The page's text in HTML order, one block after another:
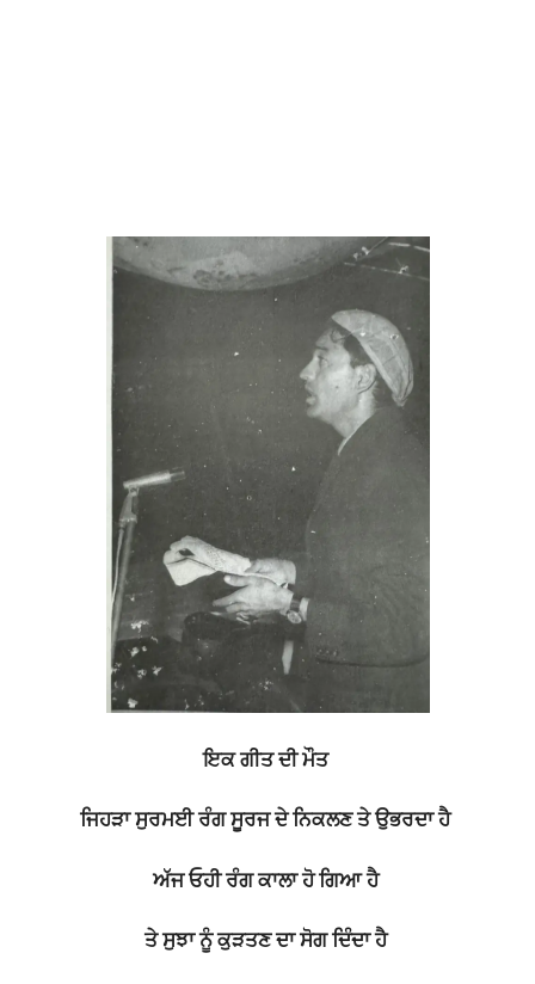
ਇਕ ਗੀਤ ਦੀ ਮੌਤ
ਜਿਹੜਾ ਸੁਰਮਈ ਰੰਗ ਸੂਰਜ ਦੇ ਨਿਕਲਣ ਤੇ ਉਭਰਦਾ ਹੈ
ਅੱਜ ਓਹੀ ਰੰਗ ਕਾਲਾ ਹੋ ਗਿਆ ਹੈ
ਤੇ ਸੁਝਾ ਨੂੰ ਕੁੜਤਣ ਦਾ ਸੋਗ ਦਿੰਦਾ ਹੈ